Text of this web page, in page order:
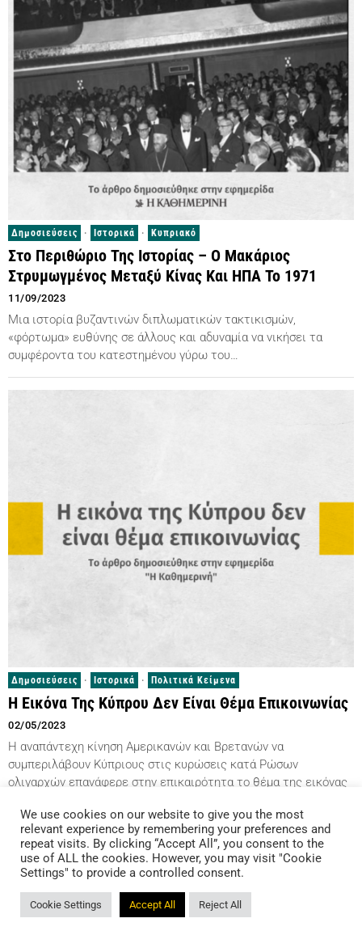
Δημοσιεύσεις · Ιστορικά · Κυπριακό
Στο Περιθώριο Της Ιστορίας – Ο Μακάριος
Στρυμωγμένος Μεταξύ Κίνας Και ΗΠΑ Το 1971
11/09/2023
Μια ιστορία βυζαντινών διπλωματικών τακτικισμών,
«φόρτωμα» ευθύνης σε άλλους και αδυναμία να νικήσει τα
συμφέροντα του κατεστημένου γύρω του…
Δημοσιεύσεις · Ιστορικά · Πολιτικά Κείμενα
Η Εικόνα Της Κύπρου Δεν Είναι Θέμα Επικοινωνίας
02/05/2023
Η αναπάντεχη κίνηση Αμερικανών και Βρετανών να
συμπεριλάβουν Κύπριους στις κυρώσεις κατά Ρώσων
ολιγαρχών επανάφερε στην επικαιρότητα το θέμα της εικόνας
All rights reserved | Πολιτική Απορρήτου GDPR
We use cookies on our website to give you the most
relevant experience by remembering your preferences and
repeat visits. By clicking “Accept All”, you consent to the
use of ALL the cookies. However, you may visit "Cookie
Settings" to provide a controlled consent.
Cookie Settings Accept All Reject All